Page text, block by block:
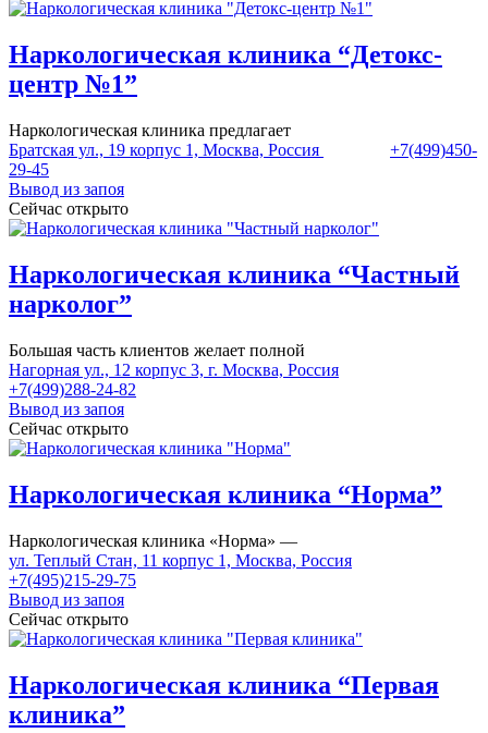
Наркологическая клиника “Детокс-
центр №1”
Наркологическая клиника предлагает
Братская ул., 19 корпус 1, Москва, Россия
+7(499)450-
29-45
Вывод из запоя
Сейчас открыто
Наркологическая клиника “Частный
нарколог”
Большая часть клиентов желает полной
Нагорная ул., 12 корпус 3, г. Москва, Россия
+7(499)288-24-82
Вывод из запоя
Сейчас открыто
Наркологическая клиника “Норма”
Наркологическая клиника «Норма» —
ул. Теплый Стан, 11 корпус 1, Москва, Россия
+7(495)215-29-75
Вывод из запоя
Сейчас открыто
Наркологическая клиника “Первая
клиника”